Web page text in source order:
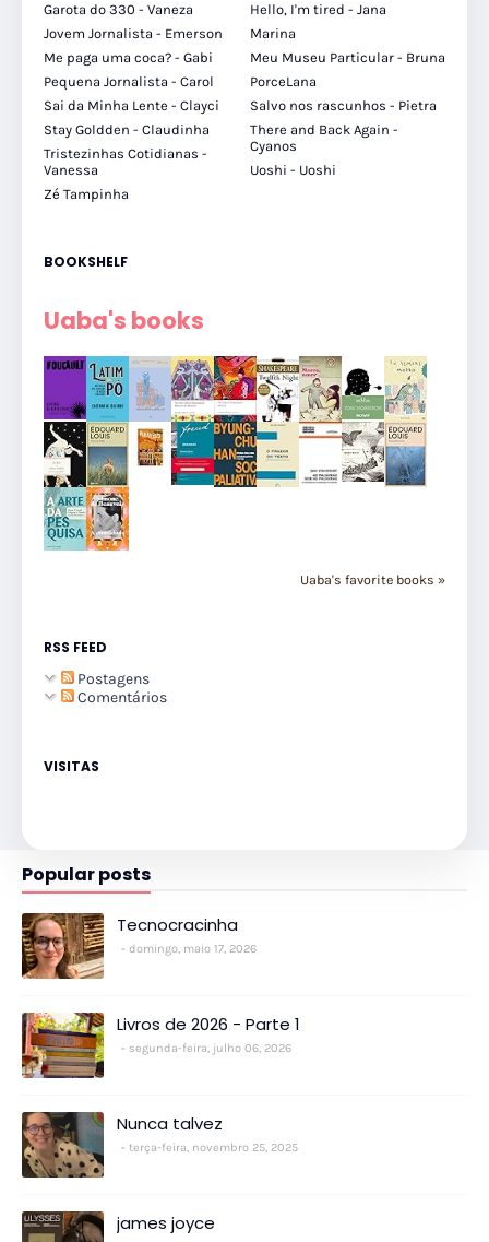
Garota do 330 - Vaneza
Hello, I'm tired - Jana
Jovem Jornalista - Emerson
Marina
Me paga uma coca? - Gabi
Meu Museu Particular - Bruna
Pequena Jornalista - Carol
PorceLana
Sai da Minha Lente - Clayci
Salvo nos rascunhos - Pietra
Stay Goldden - Claudinha
There and Back Again -
Cyanos
Tristezinhas Cotidianas -
Vanessa
Uoshi - Uoshi
Zé Tampinha
BOOKSHELF
Uaba's books
Uaba's favorite books »
RSS FEED
Postagens
Comentários
VISITAS
Popular posts
Tecnocracinha
domingo, maio 17, 2026
Livros de 2026 - Parte 1
segunda-feira, julho 06, 2026
Nunca talvez
terça-feira, novembro 25, 2025
james joyce